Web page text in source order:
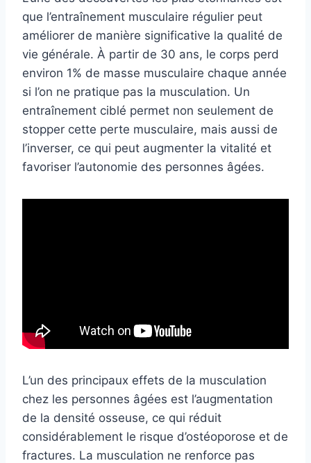
que l’entraînement musculaire régulier peut
améliorer de manière significative la qualité de
vie générale. À partir de 30 ans, le corps perd
environ 1% de masse musculaire chaque année
si l’on ne pratique pas la musculation. Un
entraînement ciblé permet non seulement de
stopper cette perte musculaire, mais aussi de
l’inverser, ce qui peut augmenter la vitalité et
favoriser l’autonomie des personnes âgées.
L’un des principaux effets de la musculation
chez les personnes âgées est l’augmentation
de la densité osseuse, ce qui réduit
considérablement le risque d’ostéoporose et de
fractures. La musculation ne renforce pas